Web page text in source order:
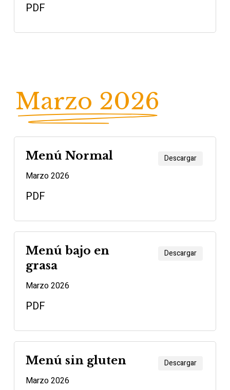
PDF
Marzo 2026
Menú Normal
Marzo 2026
PDF
Descargar
Menú bajo en
grasa
Marzo 2026
PDF
Descargar
Menú sin gluten
Marzo 2026
Descargar